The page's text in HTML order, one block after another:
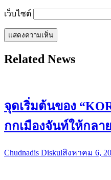
เว็บไซต์
Related News
จุดเริ่มต้นของ
กกเมืองจันท์ให้กลา
Chudnadis Diskulสิงหาคม 6,